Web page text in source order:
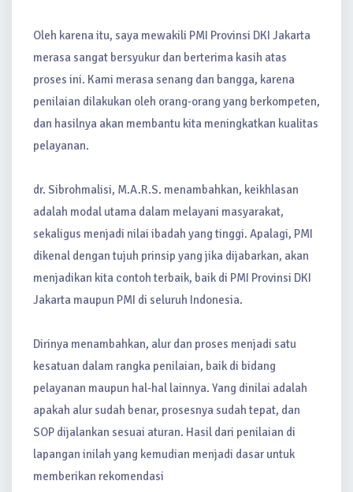
Oleh karena itu, saya mewakili PMI Provinsi DKI Jakarta
merasa sangat bersyukur dan berterima kasih atas
proses ini. Kami merasa senang dan bangga, karena
penilaian dilakukan oleh orang-orang yang berkompeten,
dan hasilnya akan membantu kita meningkatkan kualitas
pelayanan.
dr. Sibrohmalisi, M.A.R.S. menambahkan, keikhlasan
adalah modal utama dalam melayani masyarakat,
sekaligus menjadi nilai ibadah yang tinggi. Apalagi, PMI
dikenal dengan tujuh prinsip yang jika dijabarkan, akan
menjadikan kita contoh terbaik, baik di PMI Provinsi DKI
Jakarta maupun PMI di seluruh Indonesia.
Dirinya menambahkan, alur dan proses menjadi satu
kesatuan dalam rangka penilaian, baik di bidang
pelayanan maupun hal-hal lainnya. Yang dinilai adalah
apakah alur sudah benar, prosesnya sudah tepat, dan
SOP dijalankan sesuai aturan. Hasil dari penilaian di
lapangan inilah yang kemudian menjadi dasar untuk
memberikan rekomendasi